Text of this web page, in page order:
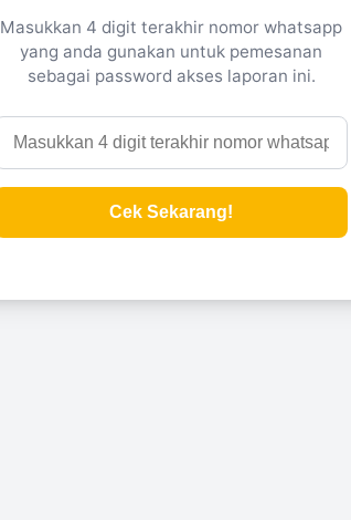
Masukkan 4 digit terakhir nomor whatsapp
yang anda gunakan untuk pemesanan
sebagai password akses laporan ini.
Cek Sekarang!